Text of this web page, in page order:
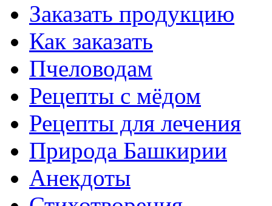
Заказать продукцию
Как заказать
Пчеловодам
Рецепты с мёдом
Рецепты для лечения
Природа Башкирии
Анекдоты